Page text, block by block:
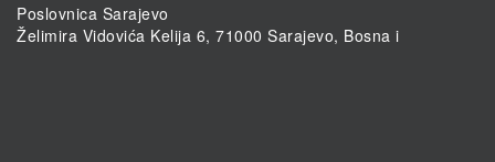
Poslovnica Sarajevo
Želimira Vidovića Kelija 6, 71000 Sarajevo, Bosna i